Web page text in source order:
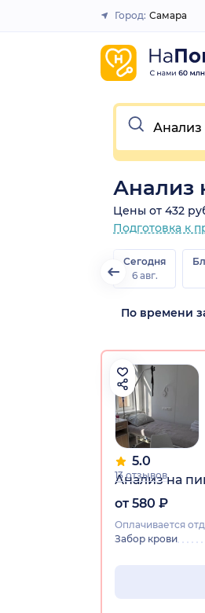
Закрыть
Город: Самара
Очистить
Анализ
Цены от 432
Подготовка к
Сегодня
6 авг.
5.0
13 отзывов
Анализ на
от 580 ₽
Оплачивается
Забор крови